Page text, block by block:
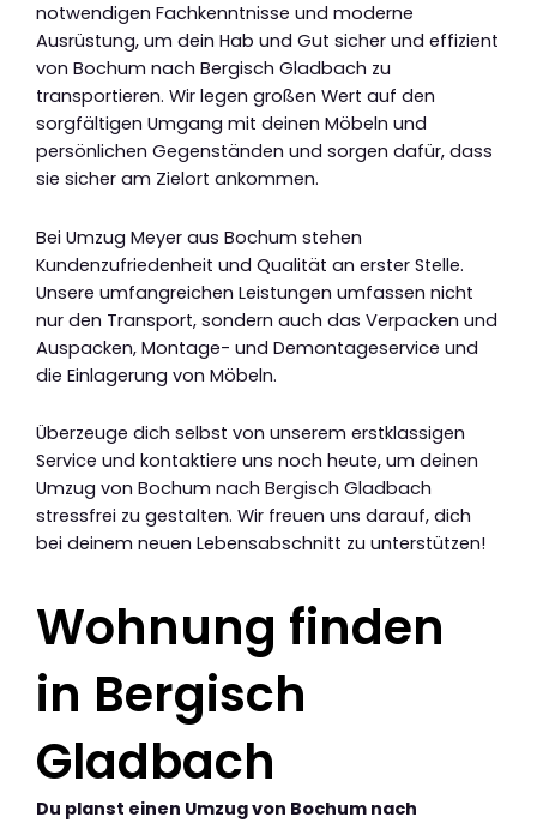
notwendigen Fachkenntnisse und moderne
Ausrüstung, um dein Hab und Gut sicher und effizient
von Bochum nach Bergisch Gladbach zu
transportieren. Wir legen großen Wert auf den
sorgfältigen Umgang mit deinen Möbeln und
persönlichen Gegenständen und sorgen dafür, dass
sie sicher am Zielort ankommen.
Bei Umzug Meyer aus Bochum stehen
Kundenzufriedenheit und Qualität an erster Stelle.
Unsere umfangreichen Leistungen umfassen nicht
nur den Transport, sondern auch das Verpacken und
Auspacken, Montage- und Demontageservice und
die Einlagerung von Möbeln.
Überzeuge dich selbst von unserem erstklassigen
Service und kontaktiere uns noch heute, um deinen
Umzug von Bochum nach Bergisch Gladbach
stressfrei zu gestalten. Wir freuen uns darauf, dich
bei deinem neuen Lebensabschnitt zu unterstützen!
Wohnung finden
in Bergisch
Gladbach
Du planst einen Umzug von Bochum nach